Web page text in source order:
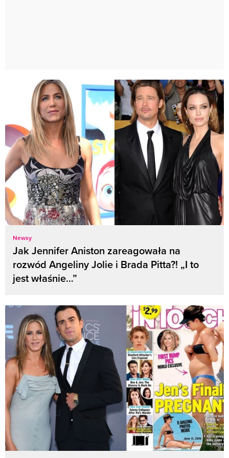
Newsy
Jak Jennifer Aniston zareagowała na
rozwód Angeliny Jolie i Brada Pitta?! „I to
jest właśnie…”